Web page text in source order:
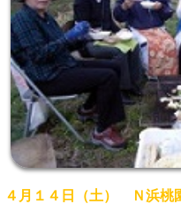
４月１４日（土） Ｎ浜桃